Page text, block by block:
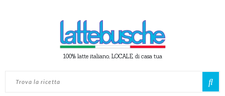
100% latte italiano, LOCALE, di casa tua